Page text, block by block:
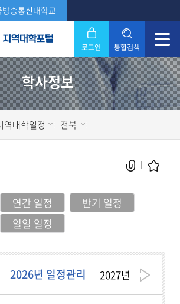
방송통신대학교
로그인 통합검색
닫기
학사정보
역대학일정 전북
현재 페이지를 즐겨찾는 메뉴로
연간 일정
반기 일정
일일 일정
2026년 일정관리 2027년